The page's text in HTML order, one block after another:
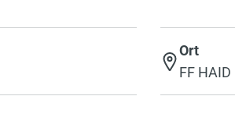
Ort
FF HAID